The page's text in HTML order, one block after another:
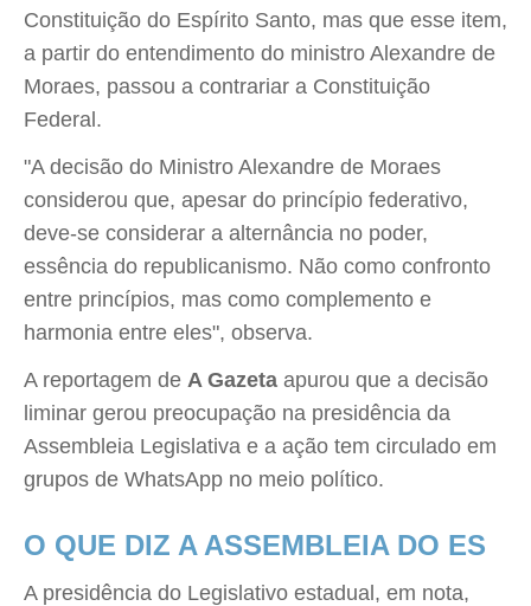
Constituição do Espírito Santo, mas que esse item,
a partir do entendimento do ministro Alexandre de
Moraes, passou a contrariar a Constituição
Federal.
"A decisão do Ministro Alexandre de Moraes
considerou que, apesar do princípio federativo,
deve-se considerar a alternância no poder,
essência do republicanismo. Não como confronto
entre princípios, mas como complemento e
harmonia entre eles", observa.
A reportagem de A Gazeta apurou que a decisão
liminar gerou preocupação na presidência da
Assembleia Legislativa e a ação tem circulado em
grupos de WhatsApp no meio político.
O QUE DIZ A ASSEMBLEIA DO ES
A presidência do Legislativo estadual, em nota,